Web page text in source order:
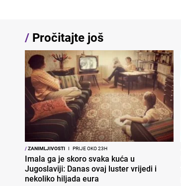
/ Pročitajte još
/ZANIMLJIVOSTI I PRIJE OKO 23H
Imala ga je skoro svaka kuća u
Jugoslaviji: Danas ovaj luster vrijedi i
nekoliko hiljada eura